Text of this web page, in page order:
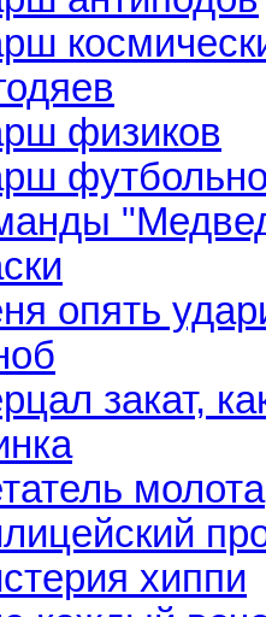
физиков
опять
закат,
молота
хиппи